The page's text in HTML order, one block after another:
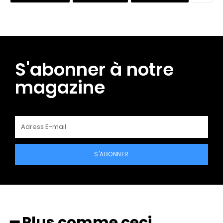
S'abonner à notre
magazine
S'ABONNER